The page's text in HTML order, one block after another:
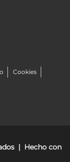
Cookies
| Hecho con